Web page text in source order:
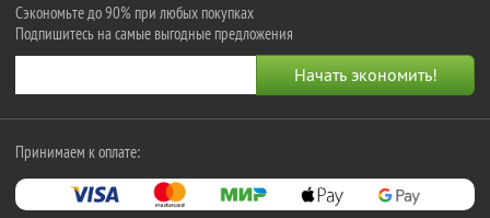
Сэкономьте до 90% при любых покупках
Подпишитесь на самые выгодные предложения
Принимаем к оплате: